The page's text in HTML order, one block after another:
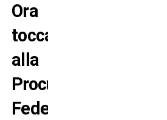
Ora
tocca
alla
Procura
Federale